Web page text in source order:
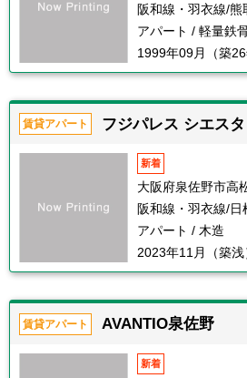
阪和線・羽衣線/熊
アパート / 軽量鉄
1999年09月（築26
賃貸アパート フジパレス シエスタ
新着
大阪府泉佐野市高
阪和線・羽衣線/
アパート / 木造
2023年11月（築浅
賃貸アパート AVANTIO泉佐野
新着